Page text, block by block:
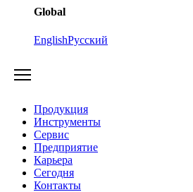
Global
EnglishРусский
Продукция
Инструменты
Сервис
Предприятие
Карьера
Cегодня
Контакты